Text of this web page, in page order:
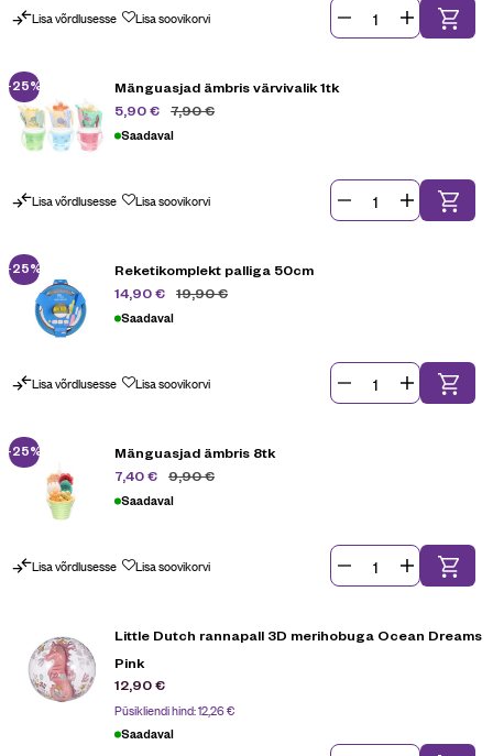
Lisa võrdlusesse Lisa soovikorvi
-25%
Mänguasjad ämbris värvivalik 1tk
7,90€
5,90€
Saadaval
Lisa võrdlusesse Lisa soovikorvi
-25%
Reketikomplekt palliga 50cm
19,90€
14,90€
Saadaval
Lisa võrdlusesse Lisa soovikorvi
-25%
Mänguasjad ämbris 8tk
9,90€
7,40€
Saadaval
Lisa võrdlusesse Lisa soovikorvi
Little Dutch rannapall 3D merihobuga Ocean Dreams
Pink
12,90€
Püsikliendi hind:12,26€
Saadaval